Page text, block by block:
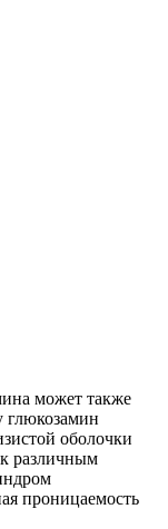
может также
глюкозамин
оболочки
различным
проницаемость